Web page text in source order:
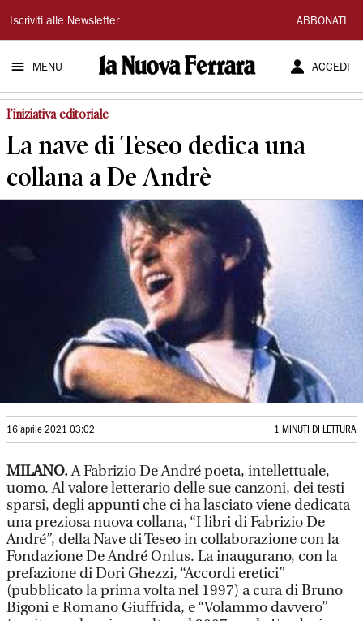
La
Nuova
Ferrara
Iscriviti alle Newsletter ABBONATI
MENU ACCEDI
l’iniziativa editoriale
La nave di Teseo dedica una
collana a De Andrè
16 aprile 2021 03:02 1 MINUTI DI LETTURA
MILANO.A Fabrizio De André poeta, intellettuale,
uomo. Al valore letterario delle sue canzoni, dei testi
sparsi, degli appunti che ci ha lasciato viene dedicata
una preziosa nuova collana, “I libri di Fabrizio De
André”, della Nave di Teseo in collaborazione con la
Fondazione De André Onlus. La inaugurano, con la
prefazione di Dori Ghezzi, “Accordi eretici”
(pubblicato la prima volta nel 1997) a cura di Bruno
Bigoni e Romano Giuffrida, e “Volammo davvero”